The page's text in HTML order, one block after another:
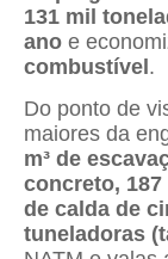
131 mil
ano e
combustível .
Do ponto de
maiores da
m³ de
concreto, 187
de calda de
tuneladoras